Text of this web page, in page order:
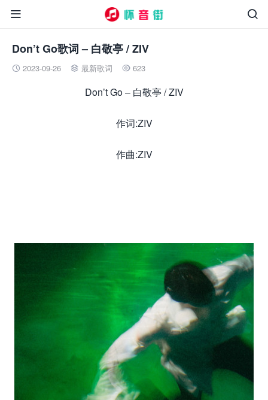


Don’t Go歌词 – 白敬亭 / ZIV
 2023-09-26  最新歌词  623
Don’t Go – 白敬亭 / ZIV
作词:ZIV
作曲:ZIV